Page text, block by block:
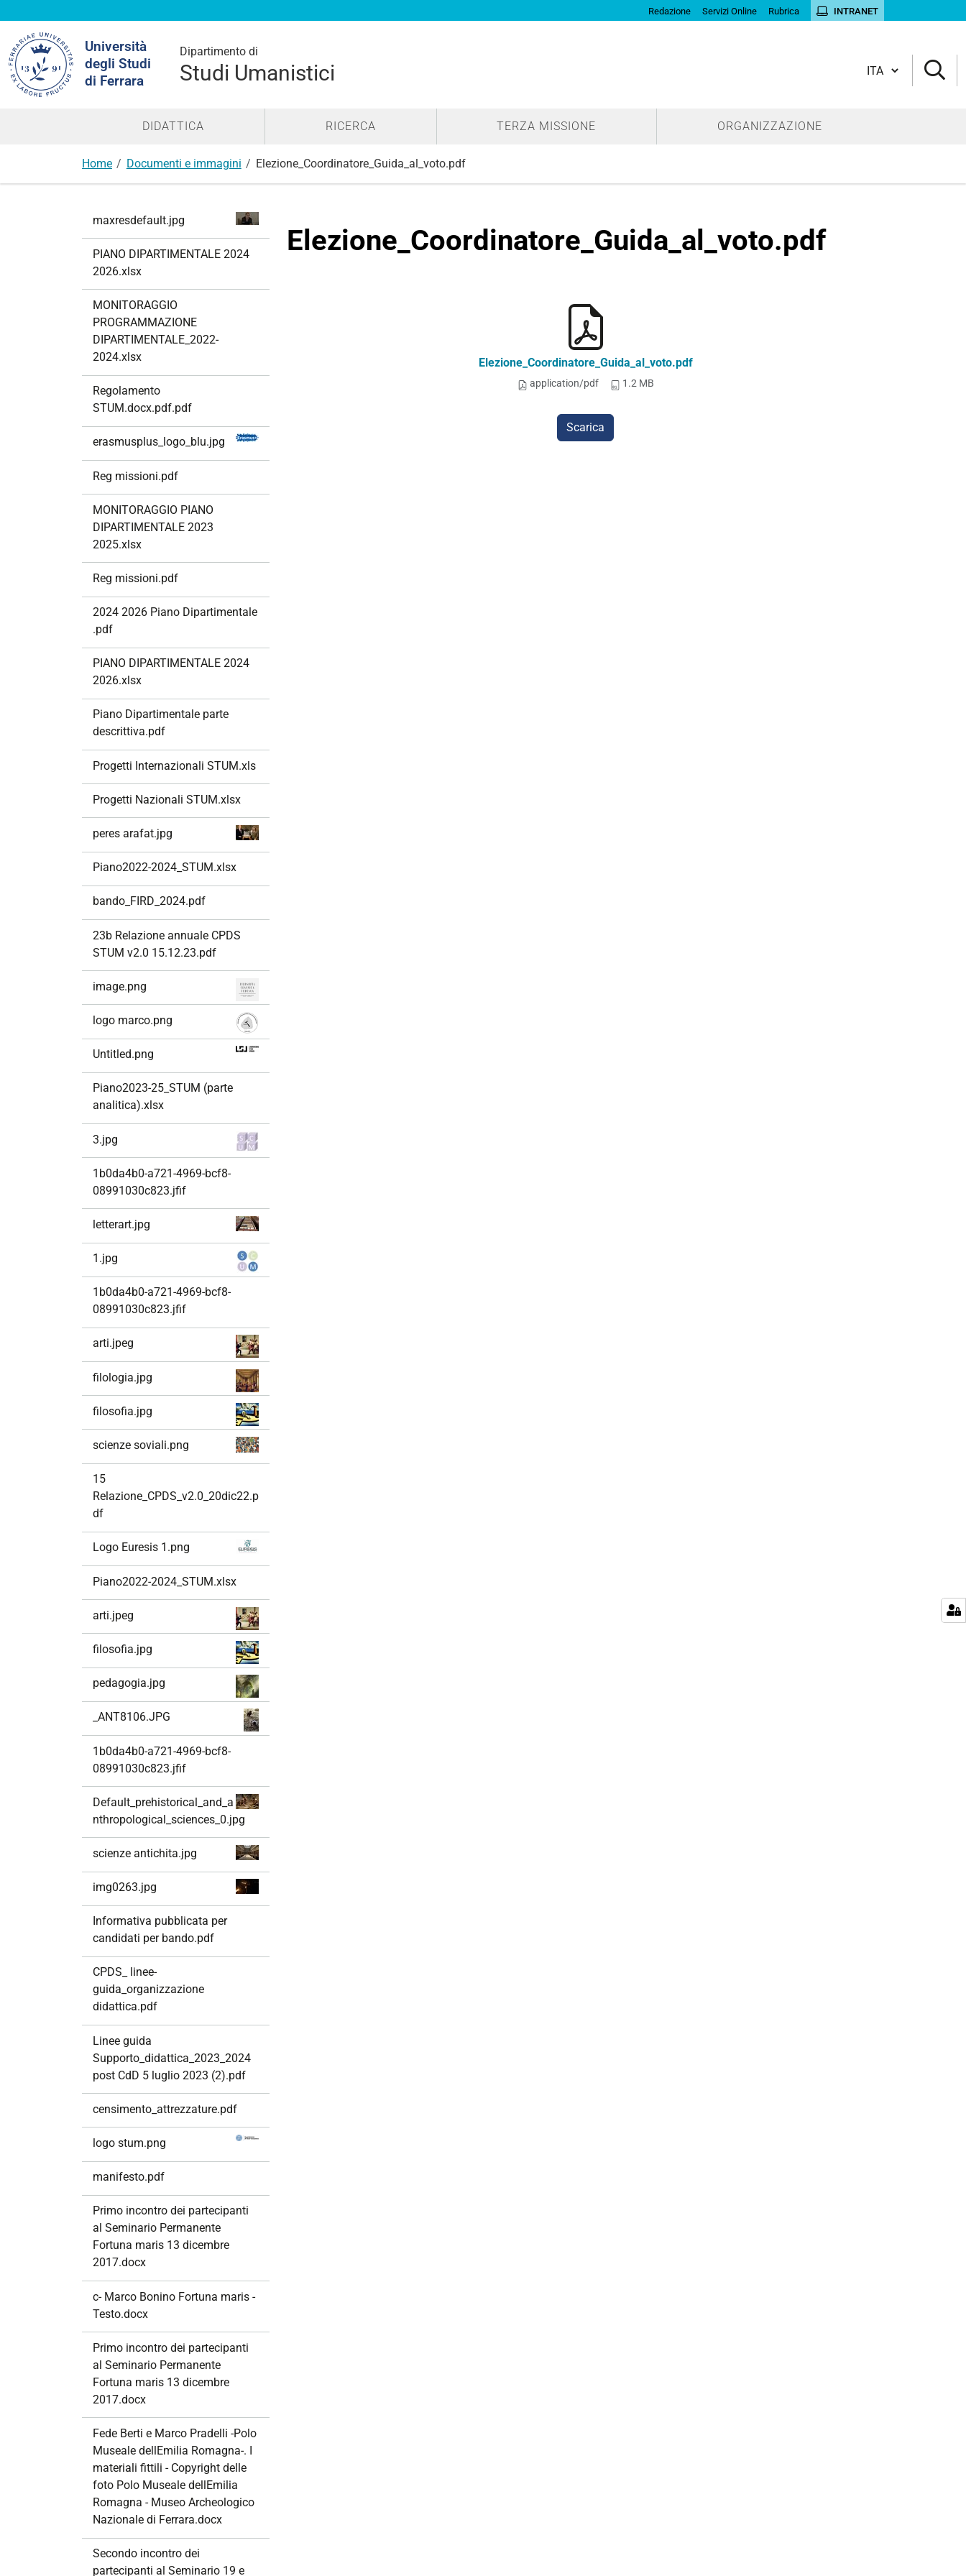
Redazione Servizi Online Rubrica INTRANET
Università
degli Studi
di Ferrara
Dipartimento di
Studi Umanistici
nel
sito
Cambia lingua
DIDATTICA RICERCA TERZA MISSIONE ORGANIZZAZIONE
Home Documenti e immagini Elezione_Coordinatore_Guida_al_voto.pdf
Elezione_Coordinatore_Guida_al_voto.pdf
Elezione_Coordinatore_Guida_al_voto.pdf
application/pdf 1.2 MB
Scarica
maxresdefault.jpg
PIANO DIPARTIMENTALE 2024
2026.xlsx
MONITORAGGIO
PROGRAMMAZIONE
DIPARTIMENTALE_2022-
2024.xlsx
Regolamento
STUM.docx.pdf.pdf
erasmusplus_logo_blu.jpg
Reg missioni.pdf
MONITORAGGIO PIANO
DIPARTIMENTALE 2023
2025.xlsx
Reg missioni.pdf
2024 2026 Piano Dipartimentale
.pdf
PIANO DIPARTIMENTALE 2024
2026.xlsx
Piano Dipartimentale parte
descrittiva.pdf
Progetti Internazionali STUM.xls
Progetti Nazionali STUM.xlsx
peres arafat.jpg
Piano2022-2024_STUM.xlsx
bando_FIRD_2024.pdf
23b Relazione annuale CPDS
STUM v2.0 15.12.23.pdf
image.png
logo marco.png
Untitled.png
Piano2023-25_STUM (parte
analitica).xlsx
3.jpg
1b0da4b0-a721-4969-bcf8-
08991030c823.jfif
letterart.jpg
1.jpg
1b0da4b0-a721-4969-bcf8-
08991030c823.jfif
arti.jpeg
filologia.jpg
filosofia.jpg
scienze soviali.png
15
Relazione_CPDS_v2.0_20dic22.p
df
Logo Euresis 1.png
Piano2022-2024_STUM.xlsx
arti.jpeg
filosofia.jpg
pedagogia.jpg
_ANT8106.JPG
1b0da4b0-a721-4969-bcf8-
08991030c823.jfif
Default_prehistorical_and_a
nthropological_sciences_0.jpg
scienze antichita.jpg
img0263.jpg
Informativa pubblicata per
candidati per bando.pdf
CPDS_ linee-
guida_organizzazione
didattica.pdf
Linee guida
Supporto_didattica_2023_2024
post CdD 5 luglio 2023 (2).pdf
censimento_attrezzature.pdf
logo stum.png
manifesto.pdf
Primo incontro dei partecipanti
al Seminario Permanente
Fortuna maris 13 dicembre
2017.docx
c- Marco Bonino Fortuna maris -
Testo.docx
Primo incontro dei partecipanti
al Seminario Permanente
Fortuna maris 13 dicembre
2017.docx
Fede Berti e Marco Pradelli -Polo
Museale dellEmilia Romagna-. I
materiali fittili - Copyright delle
foto Polo Museale dellEmilia
Romagna - Museo Archeologico
Nazionale di Ferrara.docx
Secondo incontro dei
partecipanti al Seminario 19 e